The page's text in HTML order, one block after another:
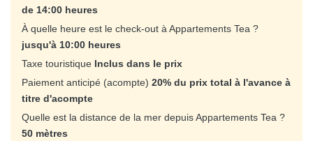
de 14:00 heures
À quelle heure est le check-out à Appartements Tea ?
jusqu'à 10:00 heures
Taxe touristique Inclus dans le prix
Paiement anticipé (acompte) 20% du prix total à l'avance à
titre d'acompte
Quelle est la distance de la mer depuis Appartements Tea ?
50 mètres